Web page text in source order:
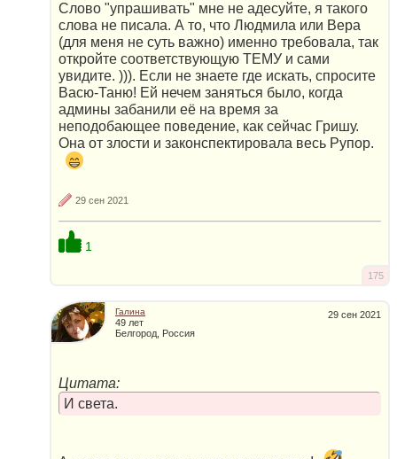
Слово "упрашивать" мне не адесуйте, я такого
слова не писала. А то, что Людмила или Вера
(для меня не суть важно) именно требовала, так
откройте соответствующую ТЕМУ и сами
увидите. ))). Если не знаете где искать, спросите
Васю-Таню! Ей нечем заняться было, когда
админы забанили её на время за
неподобающее поведение, как сейчас Гришу.
Она от злости и законспектировала весь Рупор.
29 сен 2021
1
175
29 сен 2021
Галина
49 лет
Белгород, Россия
Цитата:
И света.